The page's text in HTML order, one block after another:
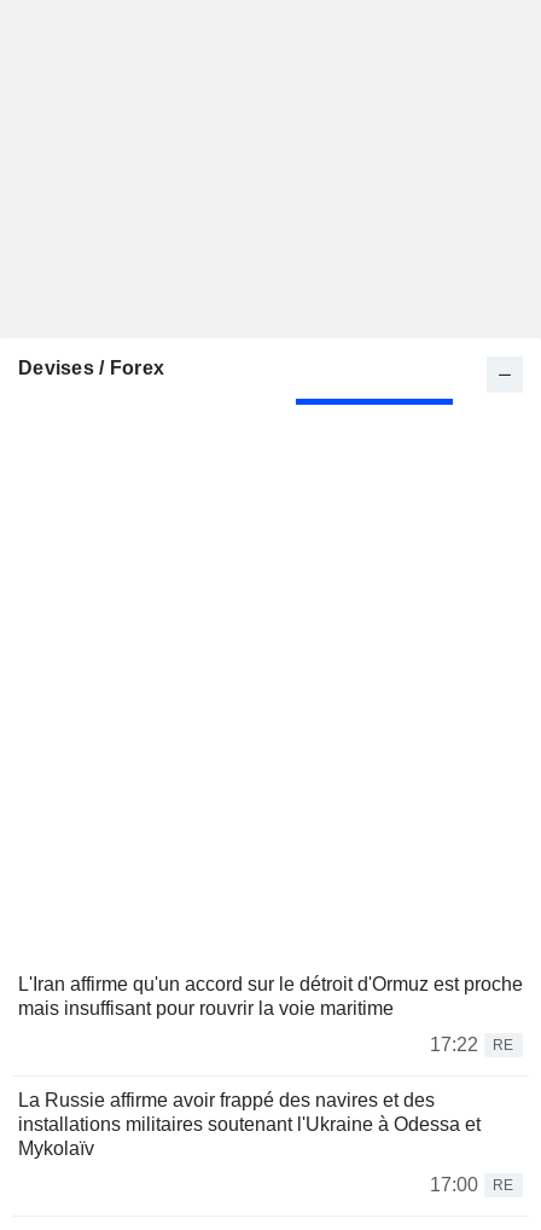
Devises / Forex
L'Iran affirme qu'un accord sur le détroit d'Ormuz est proche
mais insuffisant pour rouvrir la voie maritime
17:22
RE
La Russie affirme avoir frappé des navires et des
installations militaires soutenant l'Ukraine à Odessa et
Mykolaïv
17:00
RE